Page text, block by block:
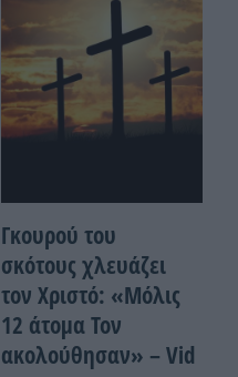
Γκουρού του
σκότους χλευάζει
τον Χριστό: «Μόλις
12 άτομα Τον
ακολούθησαν» – Vid